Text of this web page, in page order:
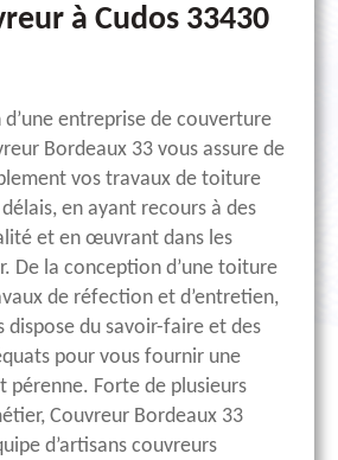
à Cudos 33430
d’une entreprise de couverture
Bordeaux 33 vous assure de
vos travaux de toiture
en ayant recours à des
et en œuvrant dans les
De la conception d’une toiture
de réfection et d’entretien,
dispose du savoir-faire et des
pour vous fournir une
Forte de plusieurs
Couvreur Bordeaux 33
d’artisans couvreurs